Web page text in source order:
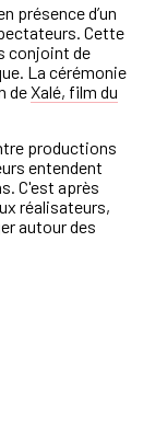
présence d’un
Cette
conjoint de
La cérémonie
deXalé, film du
productions
entendent
C'est après
réalisateurs,
autour des